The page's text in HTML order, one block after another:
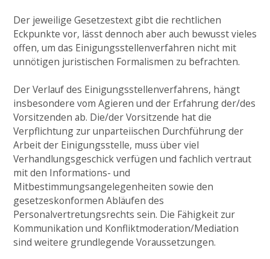
Der jeweilige Gesetzestext gibt die rechtlichen
Eckpunkte vor, lässt dennoch aber auch bewusst vieles
offen, um das Einigungsstellenverfahren nicht mit
unnötigen juristischen Formalismen zu befrachten.
Der Verlauf des Einigungsstellenverfahrens, hängt
insbesondere vom Agieren und der Erfahrung der/des
Vorsitzenden ab. Die/der Vorsitzende hat die
Verpflichtung zur unparteiischen Durchführung der
Arbeit der Einigungsstelle, muss über viel
Verhandlungsgeschick verfügen und fachlich vertraut
mit den Informations- und
Mitbestimmungsangelegenheiten sowie den
gesetzeskonformen Abläufen des
Personalvertretungsrechts sein. Die Fähigkeit zur
Kommunikation und Konfliktmoderation/Mediation
sind weitere grundlegende Voraussetzungen.